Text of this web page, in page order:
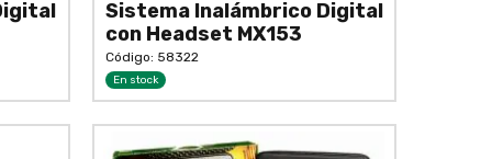
Sistema Inalámbrico Digital
con Headset MX153
Código: 58322
En stock